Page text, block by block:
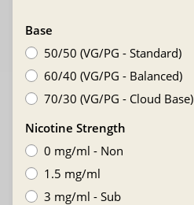
Base
50/50 (VG/PG - Standard)
60/40 (VG/PG - Balanced)
70/30 (VG/PG - Cloud Base)
Nicotine Strength
0 mg/ml - Non
1.5 mg/ml
3 mg/ml - Sub